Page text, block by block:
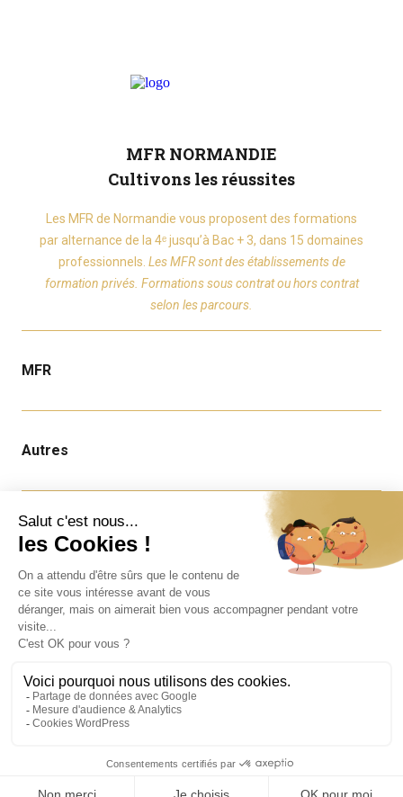
MFR NORMANDIE
Cultivons les réussites
Les MFR de Normandie vous proposent des formations
par alternance de la 4ᵉ jusqu’à Bac + 3, dans 15 domaines
professionnels. Les MFR sont des établissements de
formation privés. Formations sous contrat ou hors contrat
selon les parcours.
MFR
Autres
Infos
Nous contacter
Copyright ©MFR - Tous droits réservés
Les MFR sont des établissements de formation privés. Formations